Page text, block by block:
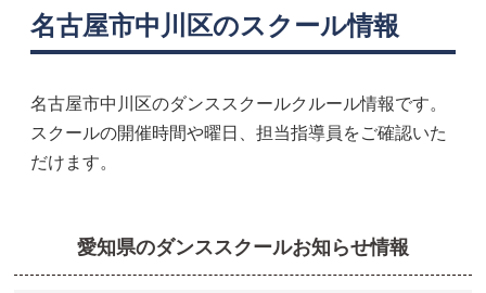
名古屋市中川区のスクール情報
名古屋市中川区のダンススクールクルール情報です。
スクールの開催時間や曜日、担当指導員をご確認いた
だけます。
愛知県のダンススクールお知らせ情報